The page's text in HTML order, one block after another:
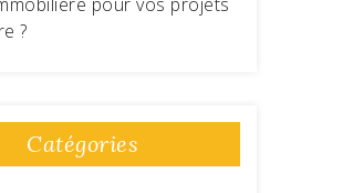
?
Catégories